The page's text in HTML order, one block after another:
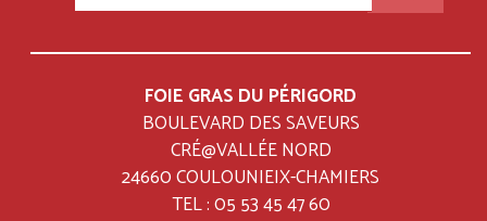
FOIE GRAS DU PÉRIGORD
BOULEVARD DES SAVEURS
CRÉ@VALLÉE NORD
24660 COULOUNIEIX-CHAMIERS
TEL : 05 53 45 47 60
FOOTER
MENU